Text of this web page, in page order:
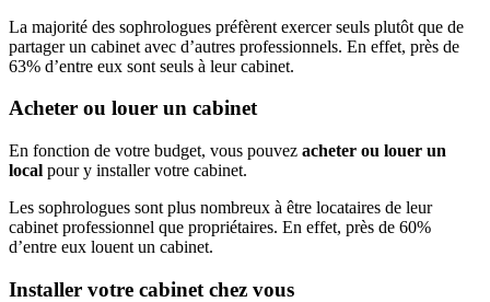
La majorité des sophrologues préfèrent exercer seuls plutôt que de
partager un cabinet avec d’autres professionnels. En effet, près de
63% d’entre eux sont seuls à leur cabinet.
Acheter ou louer un cabinet
En fonction de votre budget, vous pouvez acheter ou louer un
local pour y installer votre cabinet.
Les sophrologues sont plus nombreux à être locataires de leur
cabinet professionnel que propriétaires. En effet, près de 60%
d’entre eux louent un cabinet.
Installer votre cabinet chez vous